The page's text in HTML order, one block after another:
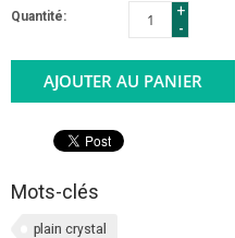
Quantité:
+
-
AJOUTER AU PANIER
Mots-clés
plain crystal